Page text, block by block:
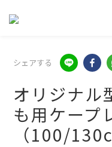
シェアする
オリジナル
も用ケープ
（100/